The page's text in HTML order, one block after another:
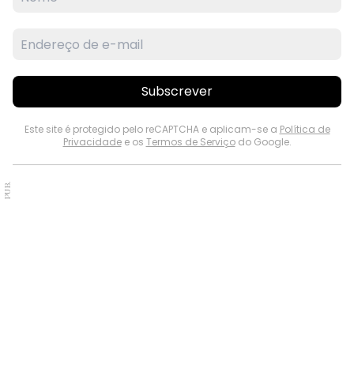
Subscrever
Este site é protegido pelo reCAPTCHA e aplicam-se a Política de
Privacidadee os Termos de Serviçodo Google.
PUB.